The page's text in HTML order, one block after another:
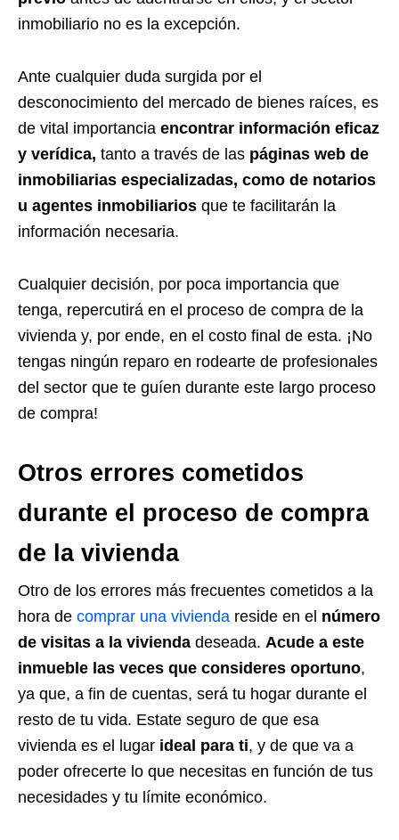
inmobiliario no es la excepción.
Ante cualquier duda surgida por el
desconocimiento del mercado de bienes raíces, es
de vital importancia encontrar información eficaz
y verídica, tanto a través de las páginas web de
inmobiliarias especializadas, como de notarios
u agentes inmobiliarios que te facilitarán la
información necesaria.
Cualquier decisión, por poca importancia que
tenga, repercutirá en el proceso de compra de la
vivienda y, por ende, en el costo final de esta. ¡No
tengas ningún reparo en rodearte de profesionales
del sector que te guíen durante este largo proceso
de compra!
Otros errores cometidos
durante el proceso de compra
de la vivienda
Otro de los errores más frecuentes cometidos a la
hora de comprar una vivienda reside en el número
de visitas a la vivienda deseada. Acude a este
inmueble las veces que consideres oportuno,
ya que, a fin de cuentas, será tu hogar durante el
resto de tu vida. Estate seguro de que esa
vivienda es el lugar ideal para ti, y de que va a
poder ofrecerte lo que necesitas en función de tus
necesidades y tu límite económico.